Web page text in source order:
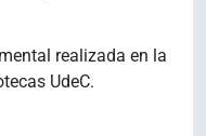
realizada en la
UdeC.